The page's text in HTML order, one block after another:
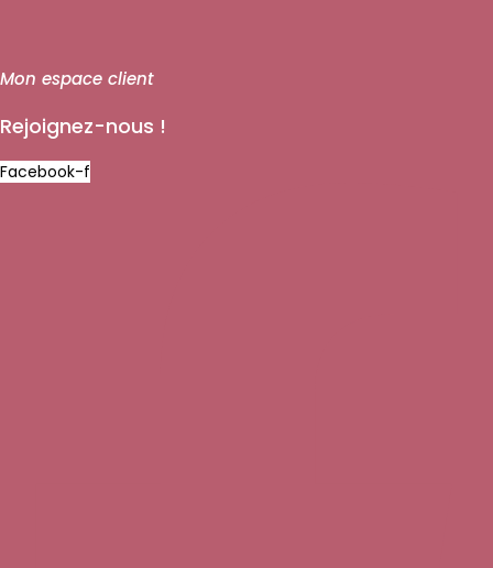
Mon espace client
Rejoignez-nous !
Facebook-f